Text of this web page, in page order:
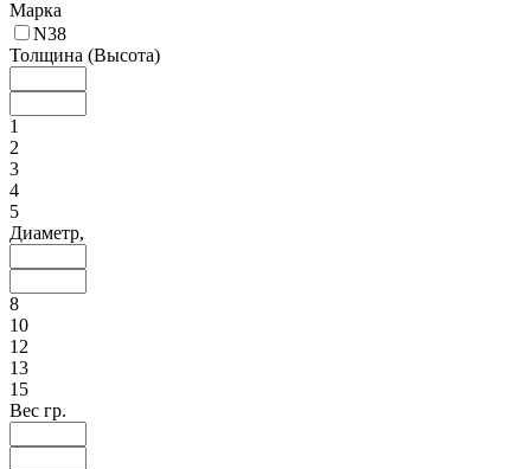
Марка
N38
Толщина (Высота)
1
2
3
4
5
Диаметр,
8
10
12
13
15
Вес гр.